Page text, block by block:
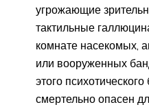
угрожающие
тактильные
комнате насекомых,
или вооруженных
этого
смертельно опасен